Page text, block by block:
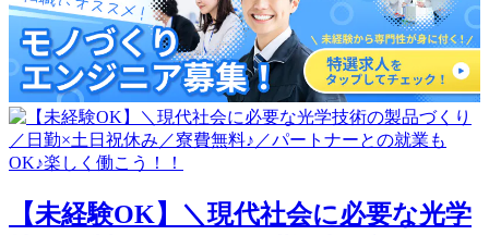
【未経験OK】＼現代社会に必要な光学